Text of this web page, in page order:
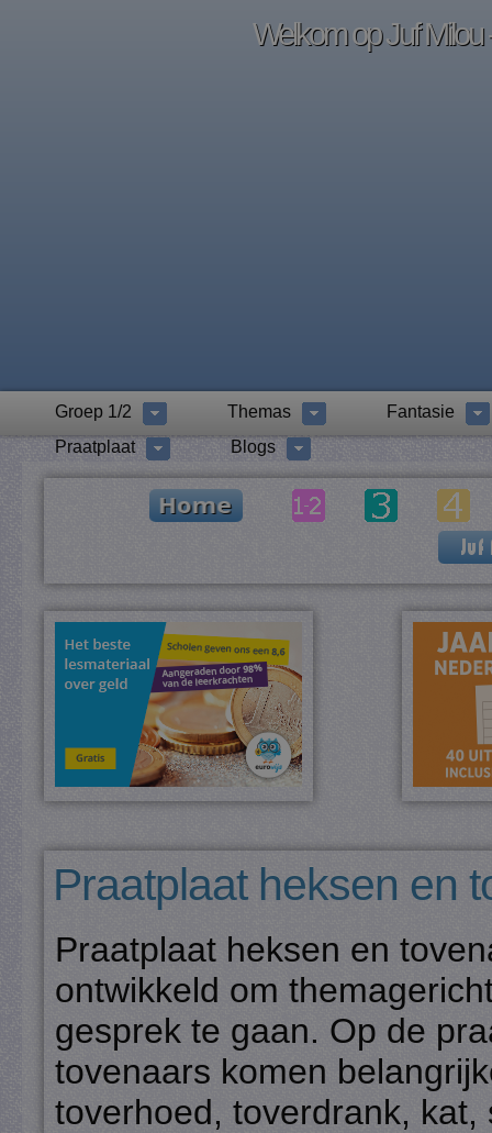
Welkom op Juf Milou
Groep 1/2 Themas
Fantasie
Praatplaat
Blogs
Praatplaat heksen en
Praatplaat heksen en
ontwikkeld om
gesprek te gaan. Op de
tovenaars komen
toverhoed, toverdrank, kat,